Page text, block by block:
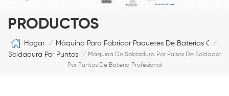
PRODUCTOS
Hogar / Máquina Para Fabricar Paquetes De Baterías /
Soldadura Por Puntos / Máquina De Soldadura Por Pulsos De Soldador
Por Puntos De Batería Profesional